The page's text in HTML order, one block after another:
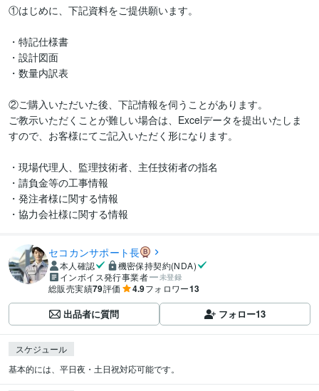
①はじめに、下記資料をご提供願います。
・特記仕様書
・設計図面
・数量内訳表
②ご購入いただいた後、下記情報を伺うことがあります。
ご教示いただくことが難しい場合は、Excelデータを提出いたしま
すので、お客様にてご記入いただく形になります。
・現場代理人、監理技術者、主任技術者の指名
・請負金等の工事情報
・発注者様に関する情報
・協力会社様に関する情報
セコカンサポート長
本人確認
機密保持契約(NDA)
インボイス発行事業者
未登録
総販売実績79評価 4.9フォロワー13
出品者に質問 フォロー13
スケジュール
基本的には、平日夜・土日祝対応可能です。